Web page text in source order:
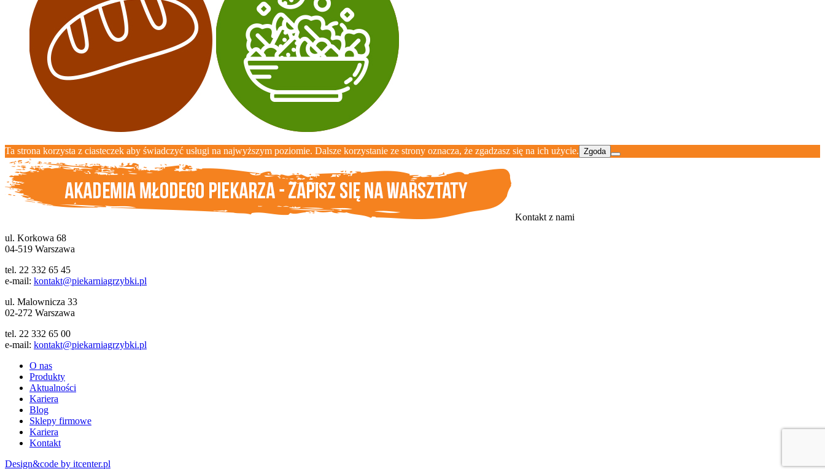
Ta strona korzysta z ciasteczek aby świadczyć usługi na najwyższym poziomie. Dalsze korzystanie ze strony oznacza, że zgadzasz się na ich użycie. Zgoda
Kontakt z nami
ul. Korkowa 68
04-519 Warszawa
tel. 22 332 65 45
e-mail: kontakt@piekarniagrzybki.pl
ul. Malownicza 33
02-272 Warszawa
tel. 22 332 65 00
e-mail: kontakt@piekarniagrzybki.pl
O nas
Produkty
Aktualności
Kariera
Blog
Sklepy firmowe
Kariera
Kontakt
Design&code by itcenter.pl